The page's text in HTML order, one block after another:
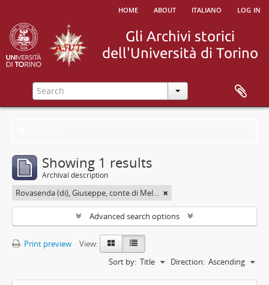
home about italiano log in
Showing 1 results
Archival description
Rovasenda (di), Giuseppe, conte di Melle <1824-1913>
Advanced search options
Print preview
View:
Sort by: Title Direction: Ascending